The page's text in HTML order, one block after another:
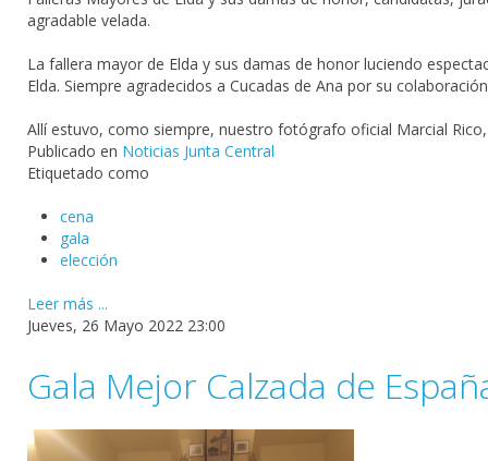
agradable velada.
La fallera mayor de Elda y sus damas de honor luciendo
Elda. Siempre agradecidos a Cucadas de Ana por su
Allí estuvo, como siempre, nuestro fotógrafo oficial Marcial Rico
Publicado en Noticias Junta Central
Etiquetado como
cena
gala
elección
Leer más ...
Jueves, 26 Mayo 2022 23:00
Gala Mejor Calzada de